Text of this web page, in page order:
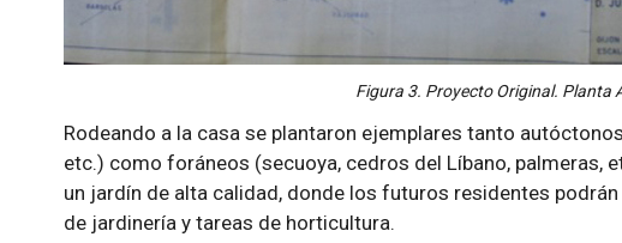
Figura 3. Proyecto Original. Planta
Rodeando a la casa se plantaron ejemplares tanto
etc.) como foráneos (secuoya, cedros del Líbano, palmeras,
un jardín de alta calidad, donde los futuros residentes
de jardinería y tareas de horticultura.